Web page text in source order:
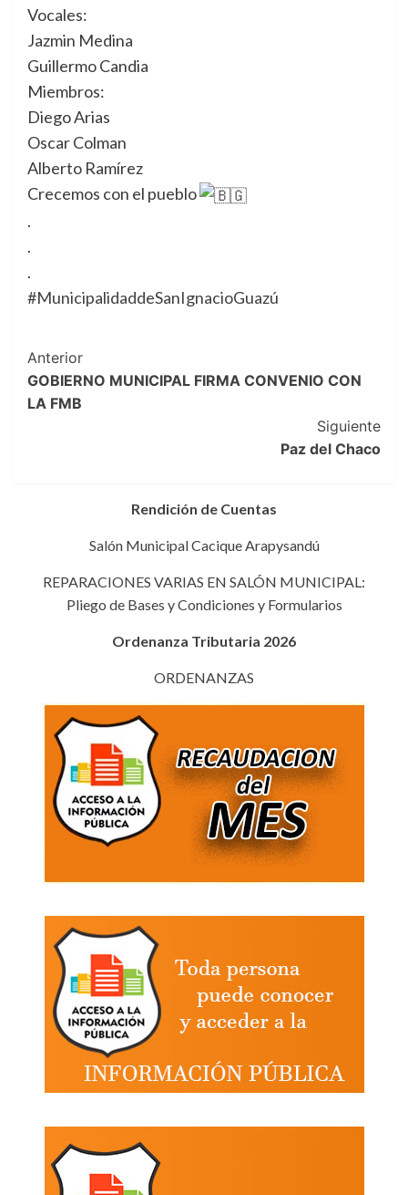
Vocales:
Jazmin Medina
Guillermo Candia
Miembros:
Diego Arias
Oscar Colman
Alberto Ramírez
Crecemos con el pueblo
.
.
.
#MunicipalidaddeSanIgnacioGuazú
Navegación
de
Anterior
GOBIERNO MUNICIPAL FIRMA CONVENIO CON
LA FMB
Siguiente
Paz del Chaco
Rendición de Cuentas
Salón Municipal Cacique Arapysandú
REPARACIONES VARIAS EN SALÓN MUNICIPAL:
Pliego de Bases y Condiciones y Formularios
Ordenanza Tributaria 2026
ORDENANZAS